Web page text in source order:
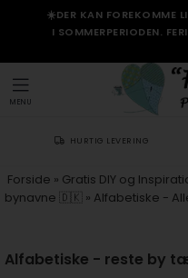
☀️DER KAN FOREKOMME
I SOMMERPERIODEN.
MENU
HURTIG LEVERING
Forside » Gratis DIY og
bynavne 🇩🇰 » Alfabetiske -
Alfabetiske - reste by